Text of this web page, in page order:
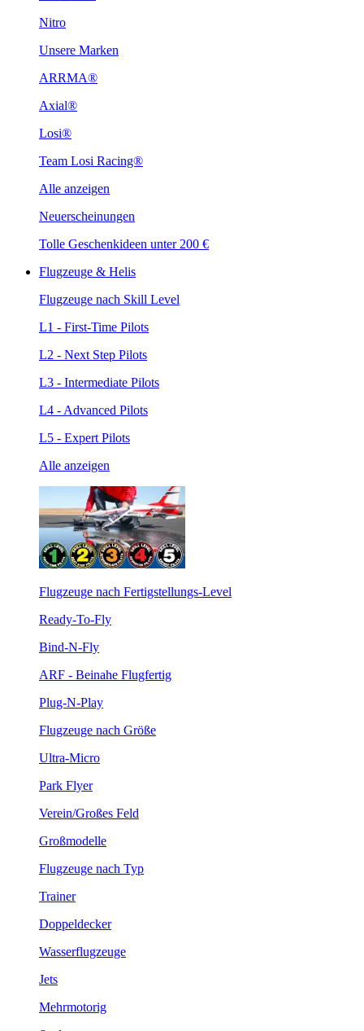
Nitro
Unsere Marken
ARRMA®
Axial®
Losi®
Team Losi Racing®
Alle anzeigen
Neuerscheinungen
Tolle Geschenkideen unter 200 €
Flugzeuge & Helis
Flugzeuge nach Skill Level
L1 - First-Time Pilots
L2 - Next Step Pilots
L3 - Intermediate Pilots
L4 - Advanced Pilots
L5 - Expert Pilots
Alle anzeigen
Flugzeuge nach Fertigstellungs-Level
Ready-To-Fly
Bind-N-Fly
ARF - Beinahe Flugfertig
Plug-N-Play
Flugzeuge nach Größe
Ultra-Micro
Park Flyer
Verein/Großes Feld
Großmodelle
Flugzeuge nach Typ
Trainer
Doppeldecker
Wasserflugzeuge
Jets
Mehrmotorig